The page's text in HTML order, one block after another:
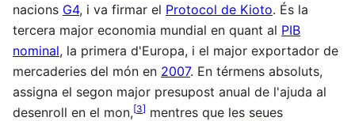
nacions G4, i va firmar el Protocol de Kioto. És la
tercera major economia mundial en quant al PIB
nominal, la primera d'Europa, i el major exportador de
mercaderies del món en 2007. En térmens absoluts,
assigna el segon major presupost anual de l'ajuda al
desenroll en el mon,[3] mentres que les seues